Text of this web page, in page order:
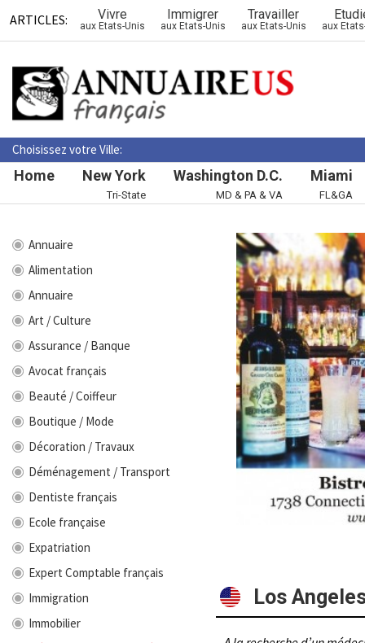
ARTICLES: Vivre
aux Etats-Unis
Immigrer
aux Etats-Unis
Travailler
aux Etats-Unis aux
Choisissez votre Ville:
Home New York
Tri-State
Washington D.C.
MD & PA & VA
Miami
FL&GA
Annuaire
Alimentation
Annuaire
Art / Culture
Assurance / Banque
Avocat français
Beauté / Coiffeur
Boutique / Mode
Décoration / Travaux
Déménagement / Transport
Dentiste français
Ecole française
Expatriation
Expert Comptable français
Immigration
Immobilier
Los